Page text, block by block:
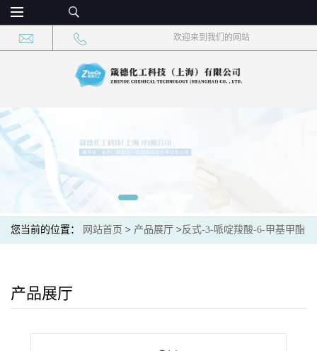
欢迎来到我们的网站
您当前的位置： 网站首页 > 产品展厅 >反式-3-哌啶羧酸-6-甲基甲酯
产品展厅